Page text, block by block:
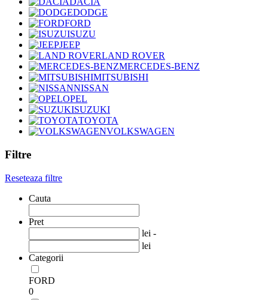
DODGE
FORD
ISUZU
JEEP
LAND ROVER
MERCEDES-BENZ
MITSUBISHI
NISSAN
OPEL
SUZUKI
TOYOTA
VOLKSWAGEN
Filtre
Reseteaza filtre
Cauta
Pret
lei -
lei
Categorii
FORD
0